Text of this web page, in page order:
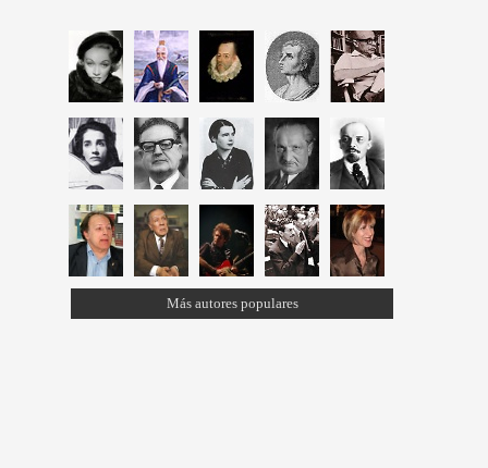
Más autores populares